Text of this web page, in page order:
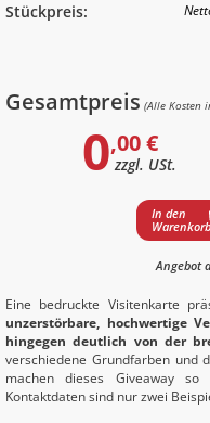
Stückpreis:
Gesamtpreis (Alle Kosten
0,00 €
zzgl. USt.
In den
Warenkorb
Angebot
Eine bedruckte Visitenkarte
unzerstörbare, hochwertige
hingegen deutlich von der
verschiedene Grundfarben und
machen dieses Giveaway
Kontaktdaten sind nur zwei